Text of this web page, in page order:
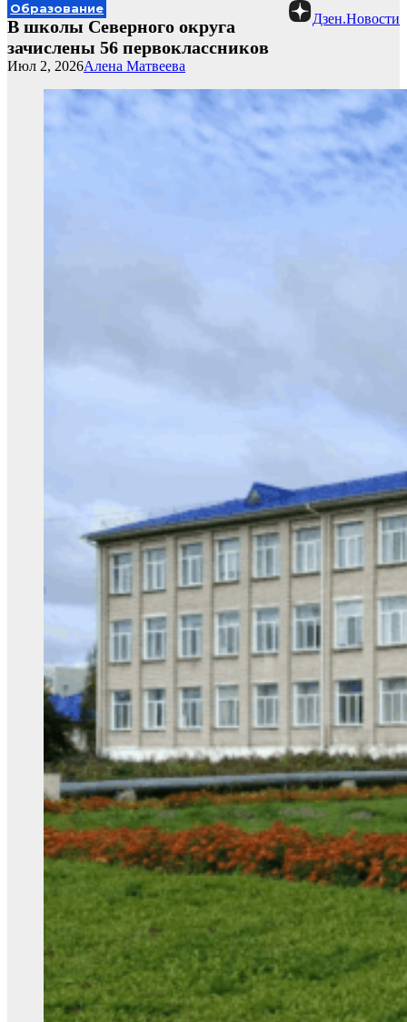
Дзен.Новости
Образование
В школы Северного округа
зачислены 56 первоклассников
Алена Матвеева
Июл 2, 2026